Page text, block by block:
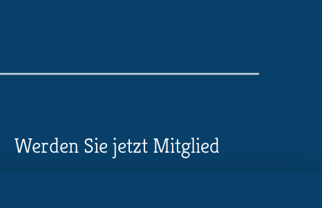
Werden Sie jetzt Mitglied